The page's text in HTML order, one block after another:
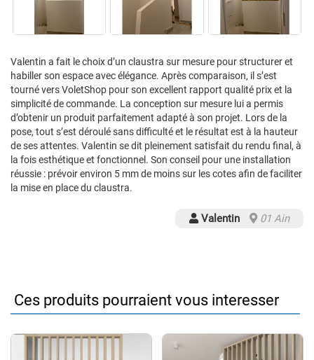
Valentin a fait le choix d’un claustra sur mesure pour structurer et
habiller son espace avec élégance. Après comparaison, il s’est
tourné vers VoletShop pour son excellent rapport qualité prix et la
simplicité de commande. La conception sur mesure lui a permis
d’obtenir un produit parfaitement adapté à son projet. Lors de la
pose, tout s’est déroulé sans difficulté et le résultat est à la hauteur
de ses attentes. Valentin se dit pleinement satisfait du rendu final, à
la fois esthétique et fonctionnel. Son conseil pour une installation
réussie : prévoir environ 5 mm de moins sur les cotes afin de faciliter
la mise en place du claustra.
Valentin 01 Ain
Ces produits pourraient vous interesser